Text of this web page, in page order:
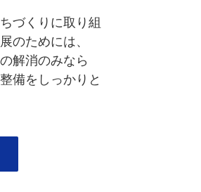
づくりに取り組
のためには、
解消のみなら
備をしっかりと